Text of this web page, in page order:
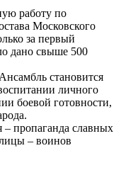
работу по
Московского
за первый
дано свыше 500
становится
личного
боевой готовности,
пропаганда славных
– воинов